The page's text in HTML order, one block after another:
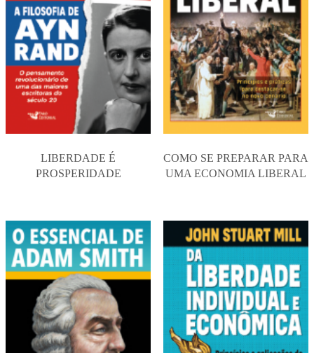
LIBERDADE É
PROSPERIDADE
COMO SE PREPARAR PARA
UMA ECONOMIA LIBERAL